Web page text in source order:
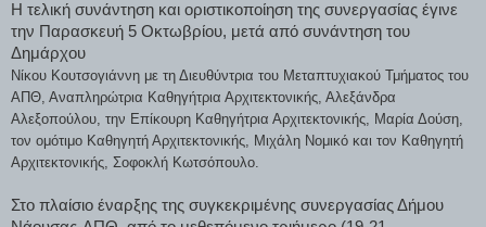
Η τελική συνάντηση και οριστικοποίηση της συνεργασίας έγινε
την Παρασκευή 5 Οκτωβρίου, μετά από συνάντηση του
Δημάρχου
Νίκου Κουτσογιάννη με τη Διευθύντρια του Μεταπτυχιακού Τμήματος του
ΑΠΘ, Αναπληρώτρια Καθηγήτρια Αρχιτεκτονικής, Αλεξάνδρα
Αλεξοπούλου, την Επίκουρη Καθηγήτρια Αρχιτεκτονικής, Μαρία Δούση,
τον ομότιμο Καθηγητή Αρχιτεκτονικής, Μιχάλη Νομικό και τον Καθηγητή
Αρχιτεκτονικής, Σοφοκλή Κωτσόπουλο.
Στο πλαίσιο έναρξης της συγκεκριμένης συνεργασίας Δήμου